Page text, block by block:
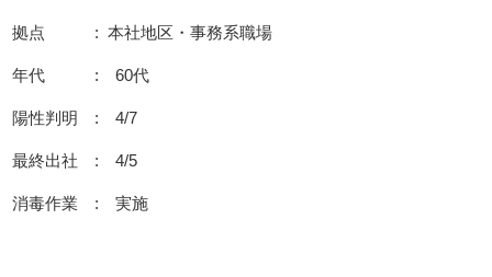
拠点 : 本社地区・事務系職場
年代 : 60代
陽性判明 : 4/7
最終出社 : 4/5
消毒作業 : 実施